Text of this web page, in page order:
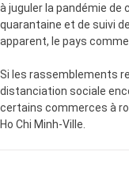
à juguler la pandémie
quarantaine et de suivi
apparent, le pays
Si les rassemblements
distanciation sociale
certains commerces à
Ho Chi Minh-Ville.